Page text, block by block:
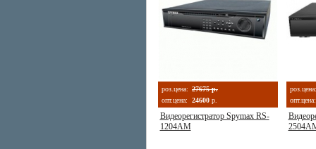
роз.цена: 27675 р.
опт.цена:
24600 р.
Видеорегистратор Spymax RS-
1204AM
роз.цена:
опт.цена: